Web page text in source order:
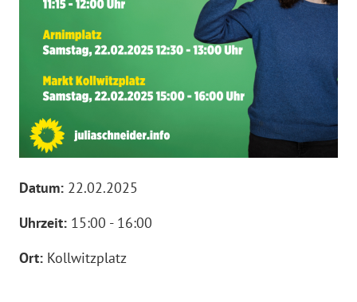
Datum: 22.02.2025
Uhrzeit: 15:00 - 16:00
Ort: Kollwitzplatz